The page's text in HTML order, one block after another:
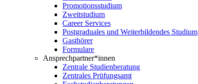
Promotionsstudium
Zweitstudium
Career Services
Postgraduales und Weiterbildendes Studium
Gasthörer
Formulare
Ansprechpartner*innen
Zentrale Studienberatung
Zentrales Prüfungsamt